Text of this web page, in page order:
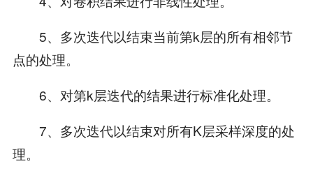
5、多次迭代以结束当前第k层的所有相邻节
点的处理。
6、对第k层迭代的结果进行标准化处理。
7、多次迭代以结束对所有K层采样深度的处
理。